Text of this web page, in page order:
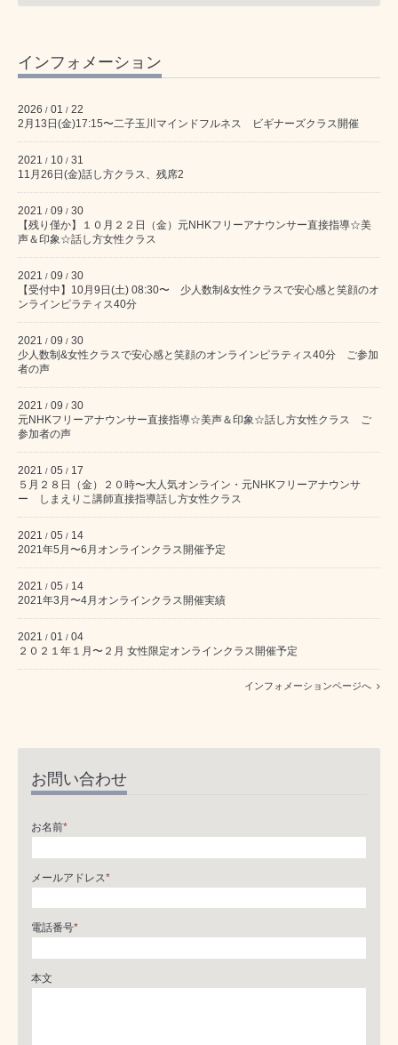
インフォメーション
2026 / 01 / 22
2月13日(金)17:15〜二子玉川マインドフルネス ビギナーズクラス開催
2021 / 10 / 31
11月26日(金)話し方クラス、残席2
2021 / 09 / 30
【残り僅か】１０月２２日（金）元NHKフリーアナウンサー直接指導☆美
声＆印象☆話し方女性クラス
2021 / 09 / 30
【受付中】10月9日(土) 08:30〜 少人数制&女性クラスで安心感と笑顔のオ
ンラインピラティス40分
2021 / 09 / 30
少人数制&女性クラスで安心感と笑顔のオンラインピラティス40分 ご参加
者の声
2021 / 09 / 30
元NHKフリーアナウンサー直接指導☆美声＆印象☆話し方女性クラス ご
参加者の声
2021 / 05 / 17
５月２８日（金）２０時〜大人気オンライン・元NHKフリーアナウンサ
ー しまえりこ講師直接指導話し方女性クラス
2021 / 05 / 14
2021年5月〜6月オンラインクラス開催予定
2021 / 05 / 14
2021年3月〜4月オンラインクラス開催実績
2021 / 01 / 04
２０２１年１月〜２月 女性限定オンラインクラス開催予定
インフォメーションページへ
お問い合わせ
お名前*
メールアドレス*
電話番号*
本文